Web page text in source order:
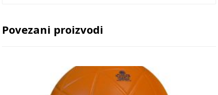
Povezani proizvodi